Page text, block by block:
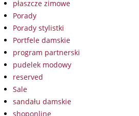
płaszcze zimowe
Porady
Porady stylistki
Portfele damskie
program partnerski
pudelek modowy
reserved
Sale
sandału damskie
shoponline